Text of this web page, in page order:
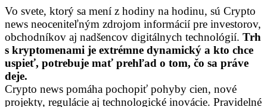
Vo svete, ktorý sa mení z hodiny na hodinu, sú Crypto
news neoceniteľným zdrojom informácií pre investorov,
obchodníkov aj nadšencov digitálnych technológií. Trh
s kryptomenami je extrémne dynamický a kto chce
uspieť, potrebuje mať prehľad o tom, čo sa práve
deje.
Crypto news pomáha pochopiť pohyby cien, nové
projekty, regulácie aj technologické inovácie. Pravidelné